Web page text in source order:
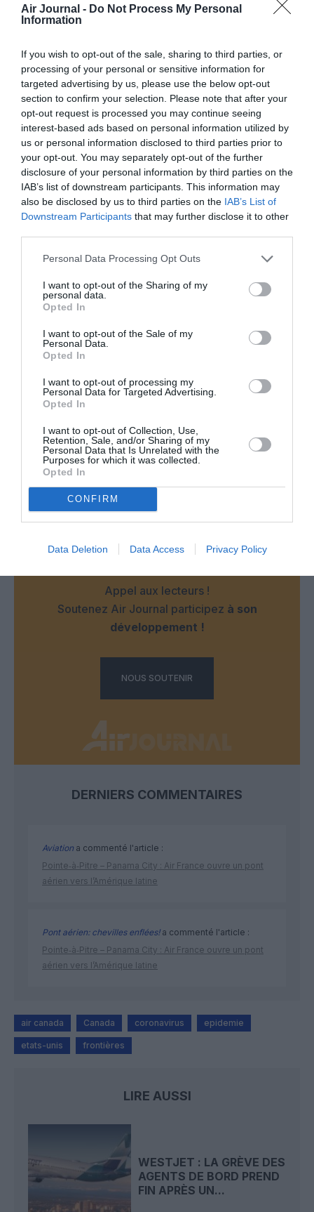
Air Journal - Do Not Process My Personal
Information
If you wish to opt-out of the sale, sharing to third parties, or
processing of your personal or sensitive information for
targeted advertising by us, please use the below opt-out
section to confirm your selection. Please note that after your
opt-out request is processed you may continue seeing
interest-based ads based on personal information utilized by
us or personal information disclosed to third parties prior to
your opt-out. You may separately opt-out of the further
disclosure of your personal information by third parties on the
IAB’s list of downstream participants. This information may
also be disclosed by us to third parties on the IAB’s List of
Downstream Participants that may further disclose it to other
Personal Data Processing Opt Outs
I want to opt-out of the Sharing of my
personal data.
Opted In
I want to opt-out of the Sale of my
Personal Data.
Opted In
I want to opt-out of processing my
Personal Data for Targeted Advertising.
Opted In
I want to opt-out of Collection, Use,
Retention, Sale, and/or Sharing of my
Personal Data that Is Unrelated with the
Purposes for which it was collected.
Opted In
CONFIRM
Data Deletion Data Access Privacy Policy
©Air Canada
Vous avez apprécié l’article ?
Soutenez-nous, faites un don !
NOUS SOUTENIR
FacebookTwitterPinterestLinkedInEmail Print
Aucun commentaire !
LAISSER UN COMMENTAIRE
FAIRE UN DON
Appel aux lecteurs !
Soutenez Air Journal participez à son
développement !
NOUS SOUTENIR
DERNIERS COMMENTAIRES
Aviation a commenté l'article :
Pointe‑à‑Pitre – Panama City : Air France ouvre un pont
aérien vers l’Amérique latine
Pont aérien: chevilles enflées!a commenté l'article :
Pointe‑à‑Pitre – Panama City : Air France ouvre un pont
aérien vers l’Amérique latine
air canada Canada coronavirus epidemie
etats-unis frontières
LIRE AUSSI
WESTJET : LA GRÈVE DES
AGENTS DE BORD PREND
FIN APRÈS UN...